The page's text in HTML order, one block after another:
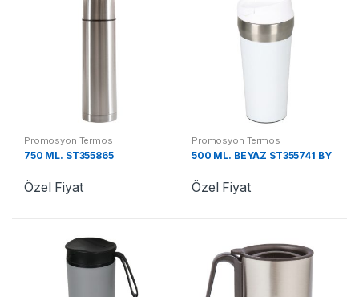
Promosyon Termos
750 ML. ST355865
Özel Fiyat
Promosyon Termos
500 ML. BEYAZ ST355741 BY
Özel Fiyat